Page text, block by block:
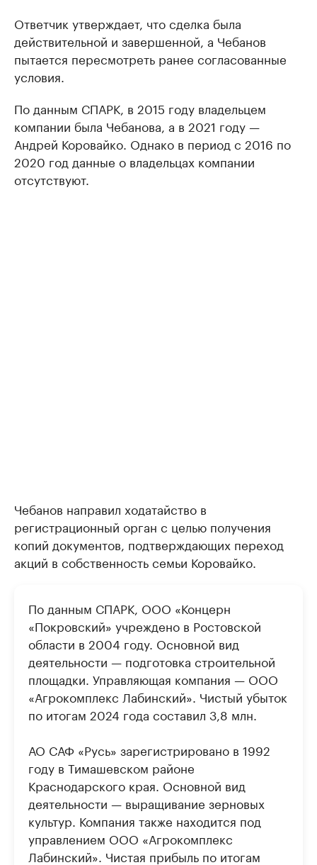
Ответчик утверждает, что сделка была
действительной и завершенной, а Чебанов
пытается пересмотреть ранее согласованные
условия.
По данным СПАРК, в 2015 году владельцем
компании была Чебанова, а в 2021 году —
Андрей Коровайко. Однако в период с 2016 по
2020 год данные о владельцах компании
отсутствуют.
Чебанов направил ходатайство в
регистрационный орган с целью получения
копий документов, подтверждающих переход
акций в собственность семьи Коровайко.
По данным СПАРК, ООО «Концерн
«Покровский» учреждено в Ростовской
области в 2004 году. Основной вид
деятельности — подготовка строительной
площадки. Управляющая компания — ООО
«Агрокомплекс Лабинский». Чистый убыток
по итогам 2024 года составил 3,8 млн.
АО САФ «Русь» зарегистрировано в 1992
году в Тимашевском районе
Краснодарского края. Основной вид
деятельности — выращивание зерновых
культур. Компания также находится под
управлением ООО «Агрокомплекс
Лабинский». Чистая прибыль по итогам